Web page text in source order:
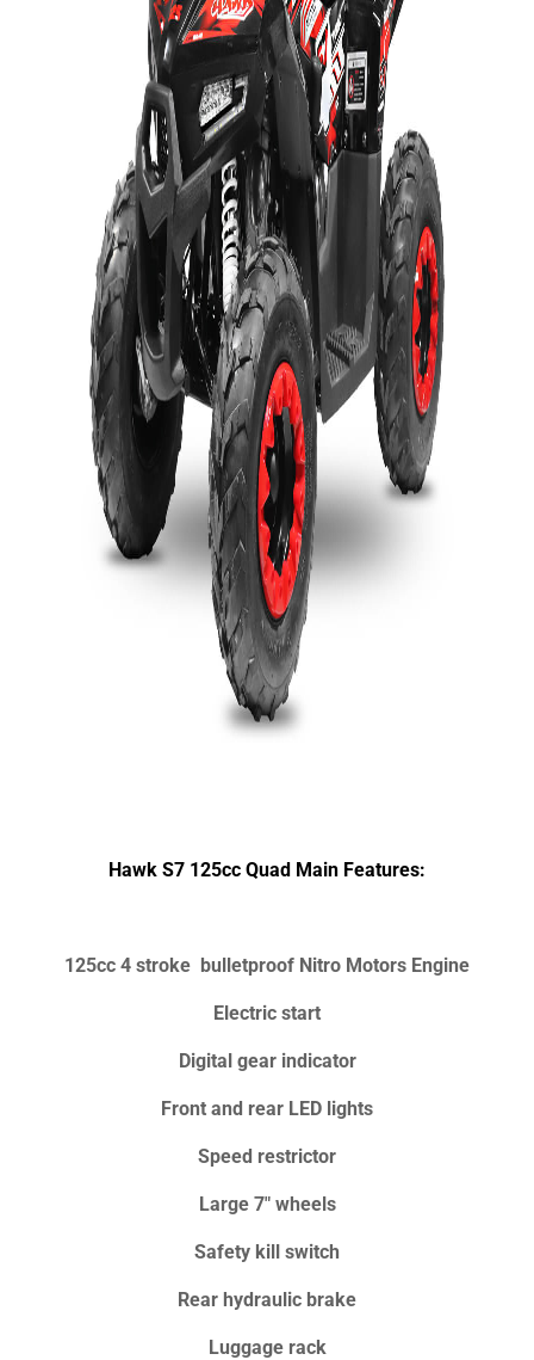
Hawk S7 125cc Quad Main Features:
125cc 4 stroke bulletproof Nitro Motors Engine
Electric start
Digital gear indicator
Front and rear LED lights
Speed restrictor
Large 7" wheels
Safety kill switch
Rear hydraulic brake
Luggage rack